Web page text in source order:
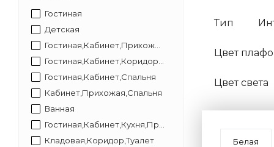
Гостиная
Детская
Гостиная,Кабинет,Прихожая,Спальня
Гостиная,Кабинет,Коридор,Прихожая,Спальня
Гостиная,Кабинет,Спальня
Кабинет,Прихожая,Спальня
Ванная
Гостиная,Кабинет,Кухня,Прихожая,Спальня
Кладовая,Коридор,Туалет
Тип
Цвет
Цвет света
Белая